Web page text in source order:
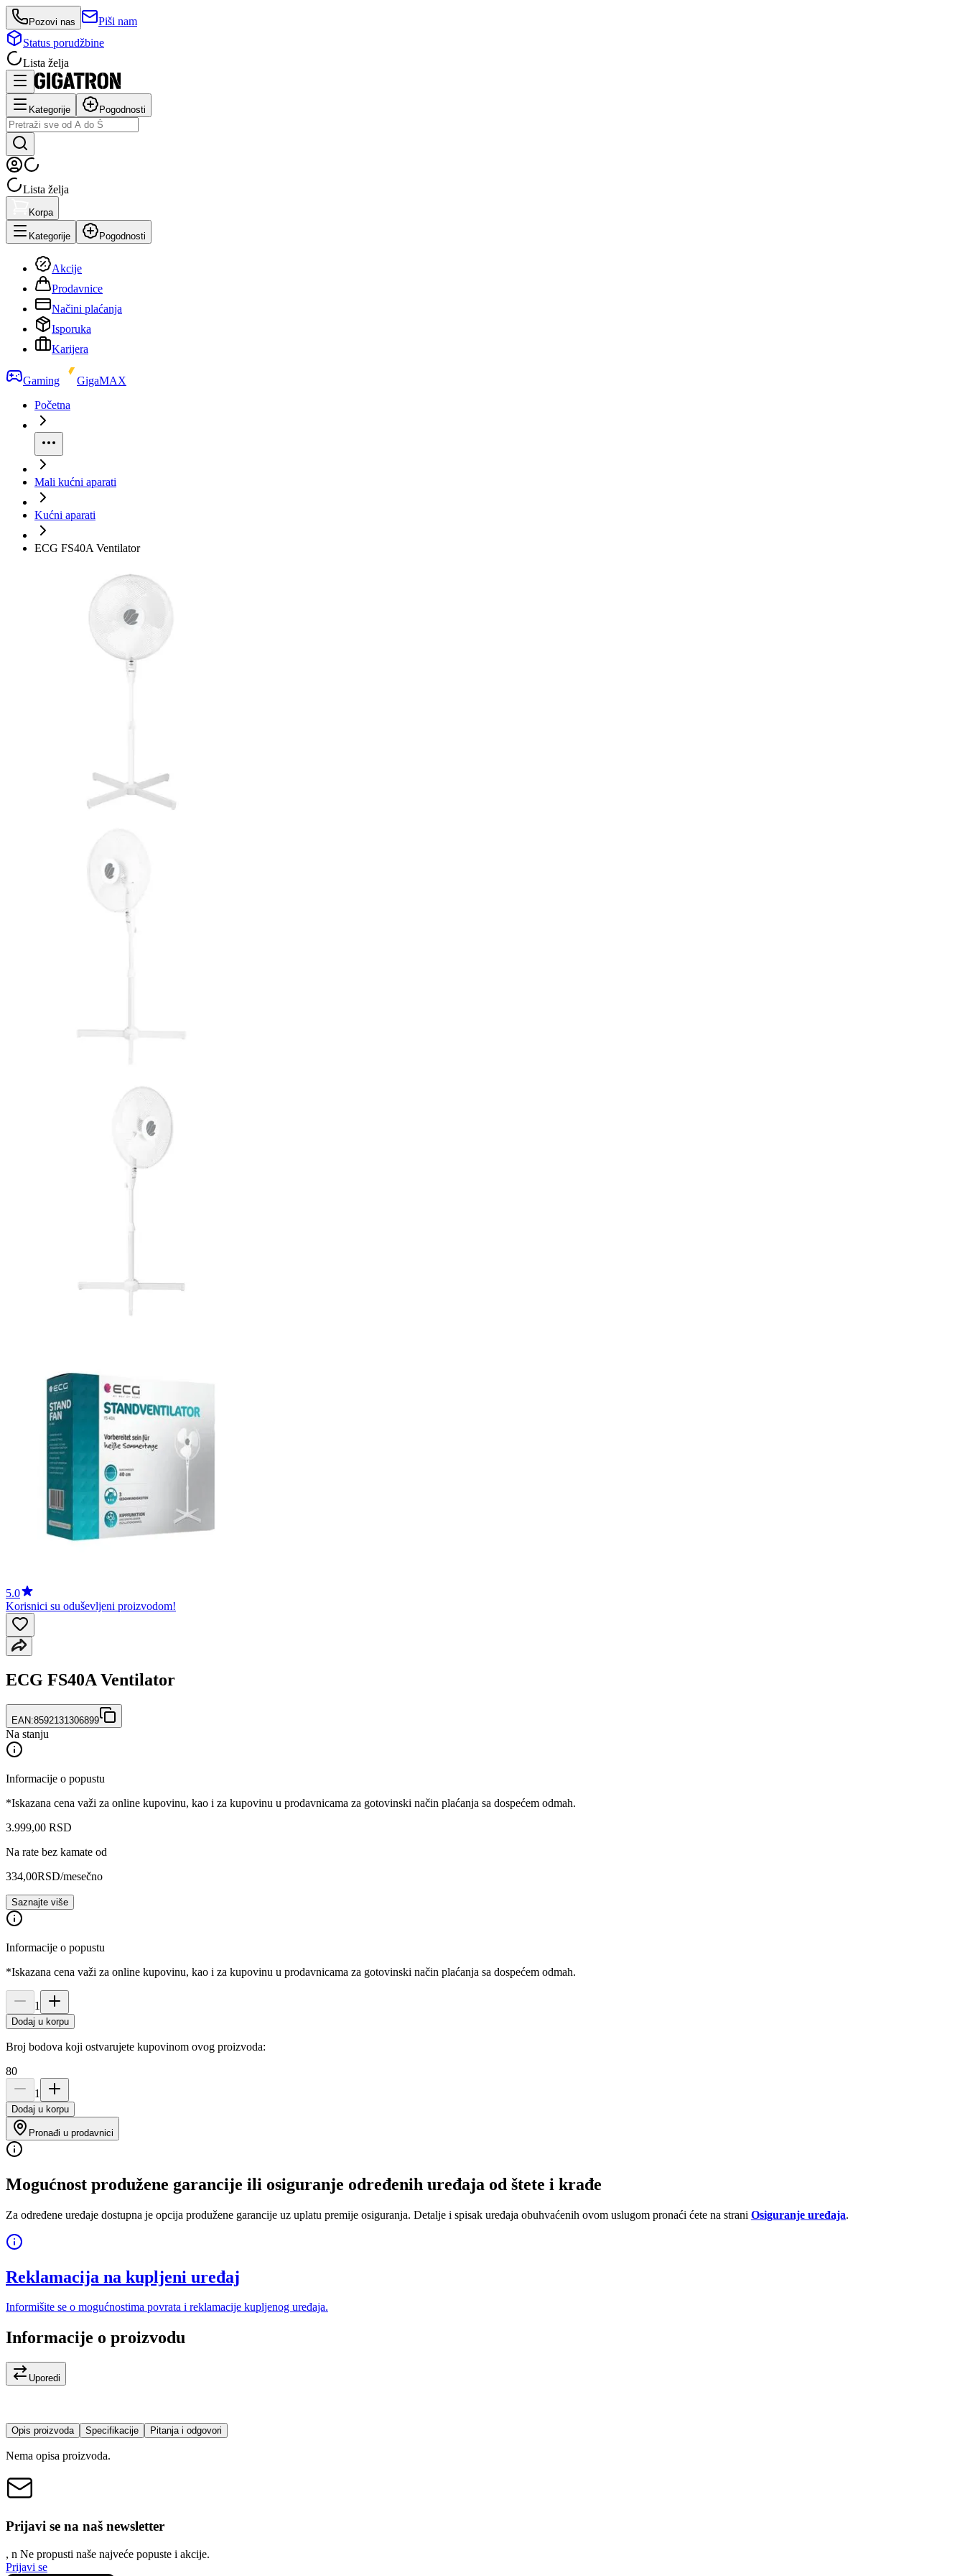
Pozovi nas
Piši nam
Status porudžbine
Lista želja
Kategorije Pogodnosti
Lista želja
Korpa
Kategorije Pogodnosti
Akcije
Prodavnice
Načini plaćanja
Isporuka
Karijera
Gaming
GigaMAX
Početna
Mali kućni aparati
Kućni aparati
ECG FS40A Ventilator
5.0
Korisnici su oduševljeni proizvodom!
ECG FS40A Ventilator
EAN:8592131306899
Na stanju
Informacije o popustu
*Iskazana cena važi za online kupovinu, kao i za kupovinu u prodavnicama za gotovinski način plaćanja sa dospećem odmah.
3.999,00 RSD
Na rate bez kamate od
334,00RSD/mesečno
Saznajte više
Informacije o popustu
*Iskazana cena važi za online kupovinu, kao i za kupovinu u prodavnicama za gotovinski način plaćanja sa dospećem odmah.
1
Dodaj u korpu
Broj bodova koji ostvarujete kupovinom ovog proizvoda:
80
1
Dodaj u korpu
Pronađi u prodavnici
Mogućnost produžene garancije ili osiguranje određenih uređaja od štete i krađe
Za određene uređaje dostupna je opcija produžene garancije uz uplatu premije osiguranja. Detalje i spisak uređaja obuhvaćenih ovom uslugom pronaći ćete na strani Osiguranje uređaja.
Reklamacija na kupljeni uređaj
Informišite se o mogućnostima povrata i reklamacije kupljenog uređaja.
Informacije o proizvodu
Uporedi
Opis proizvoda Specifikacije Pitanja i odgovori
Nema opisa proizvoda.
Prijavi se na naš newsletter
, n Ne propusti naše najveće popuste i akcije.
Prijavi se